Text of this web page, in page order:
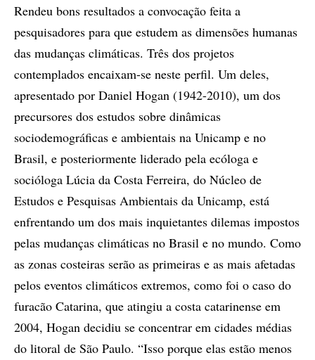
Rendeu bons resultados a convocação feita a
pesquisadores para que estudem as dimensões humanas
das mudanças climáticas. Três dos projetos
contemplados encaixam-se neste perfil. Um deles,
apresentado por Daniel Hogan (1942-2010), um dos
precursores dos estudos sobre dinâmicas
sociodemográficas e ambientais na Unicamp e no
Brasil, e posteriormente liderado pela ecóloga e
socióloga Lúcia da Costa Ferreira, do Núcleo de
Estudos e Pesquisas Ambientais da Unicamp, está
enfrentando um dos mais inquietantes dilemas impostos
pelas mudanças climáticas no Brasil e no mundo. Como
as zonas costeiras serão as primeiras e as mais afetadas
pelos eventos climáticos extremos, como foi o caso do
furacão Catarina, que atingiu a costa catarinense em
2004, Hogan decidiu se concentrar em cidades médias
do litoral de São Paulo. “Isso porque elas estão menos